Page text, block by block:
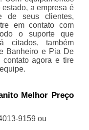
a empresa é
de seus clientes,
em contato com
o suporte que
citados, também
Banheiro e Pia De
agora e tire
Melhor Preço
9159 ou